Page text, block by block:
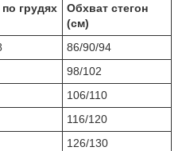
грудях
Обхват стегон
(см)
86/90/94
98/102
106/110
116/120
126/130